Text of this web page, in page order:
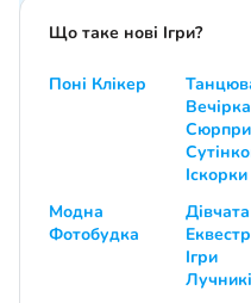
Що таке нові Ігри?
Поні Клікер
Вечірка
Іскорки
Модна
Фотобудка
Дівчата
Ігри